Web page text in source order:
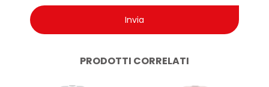
PRODOTTI CORRELATI